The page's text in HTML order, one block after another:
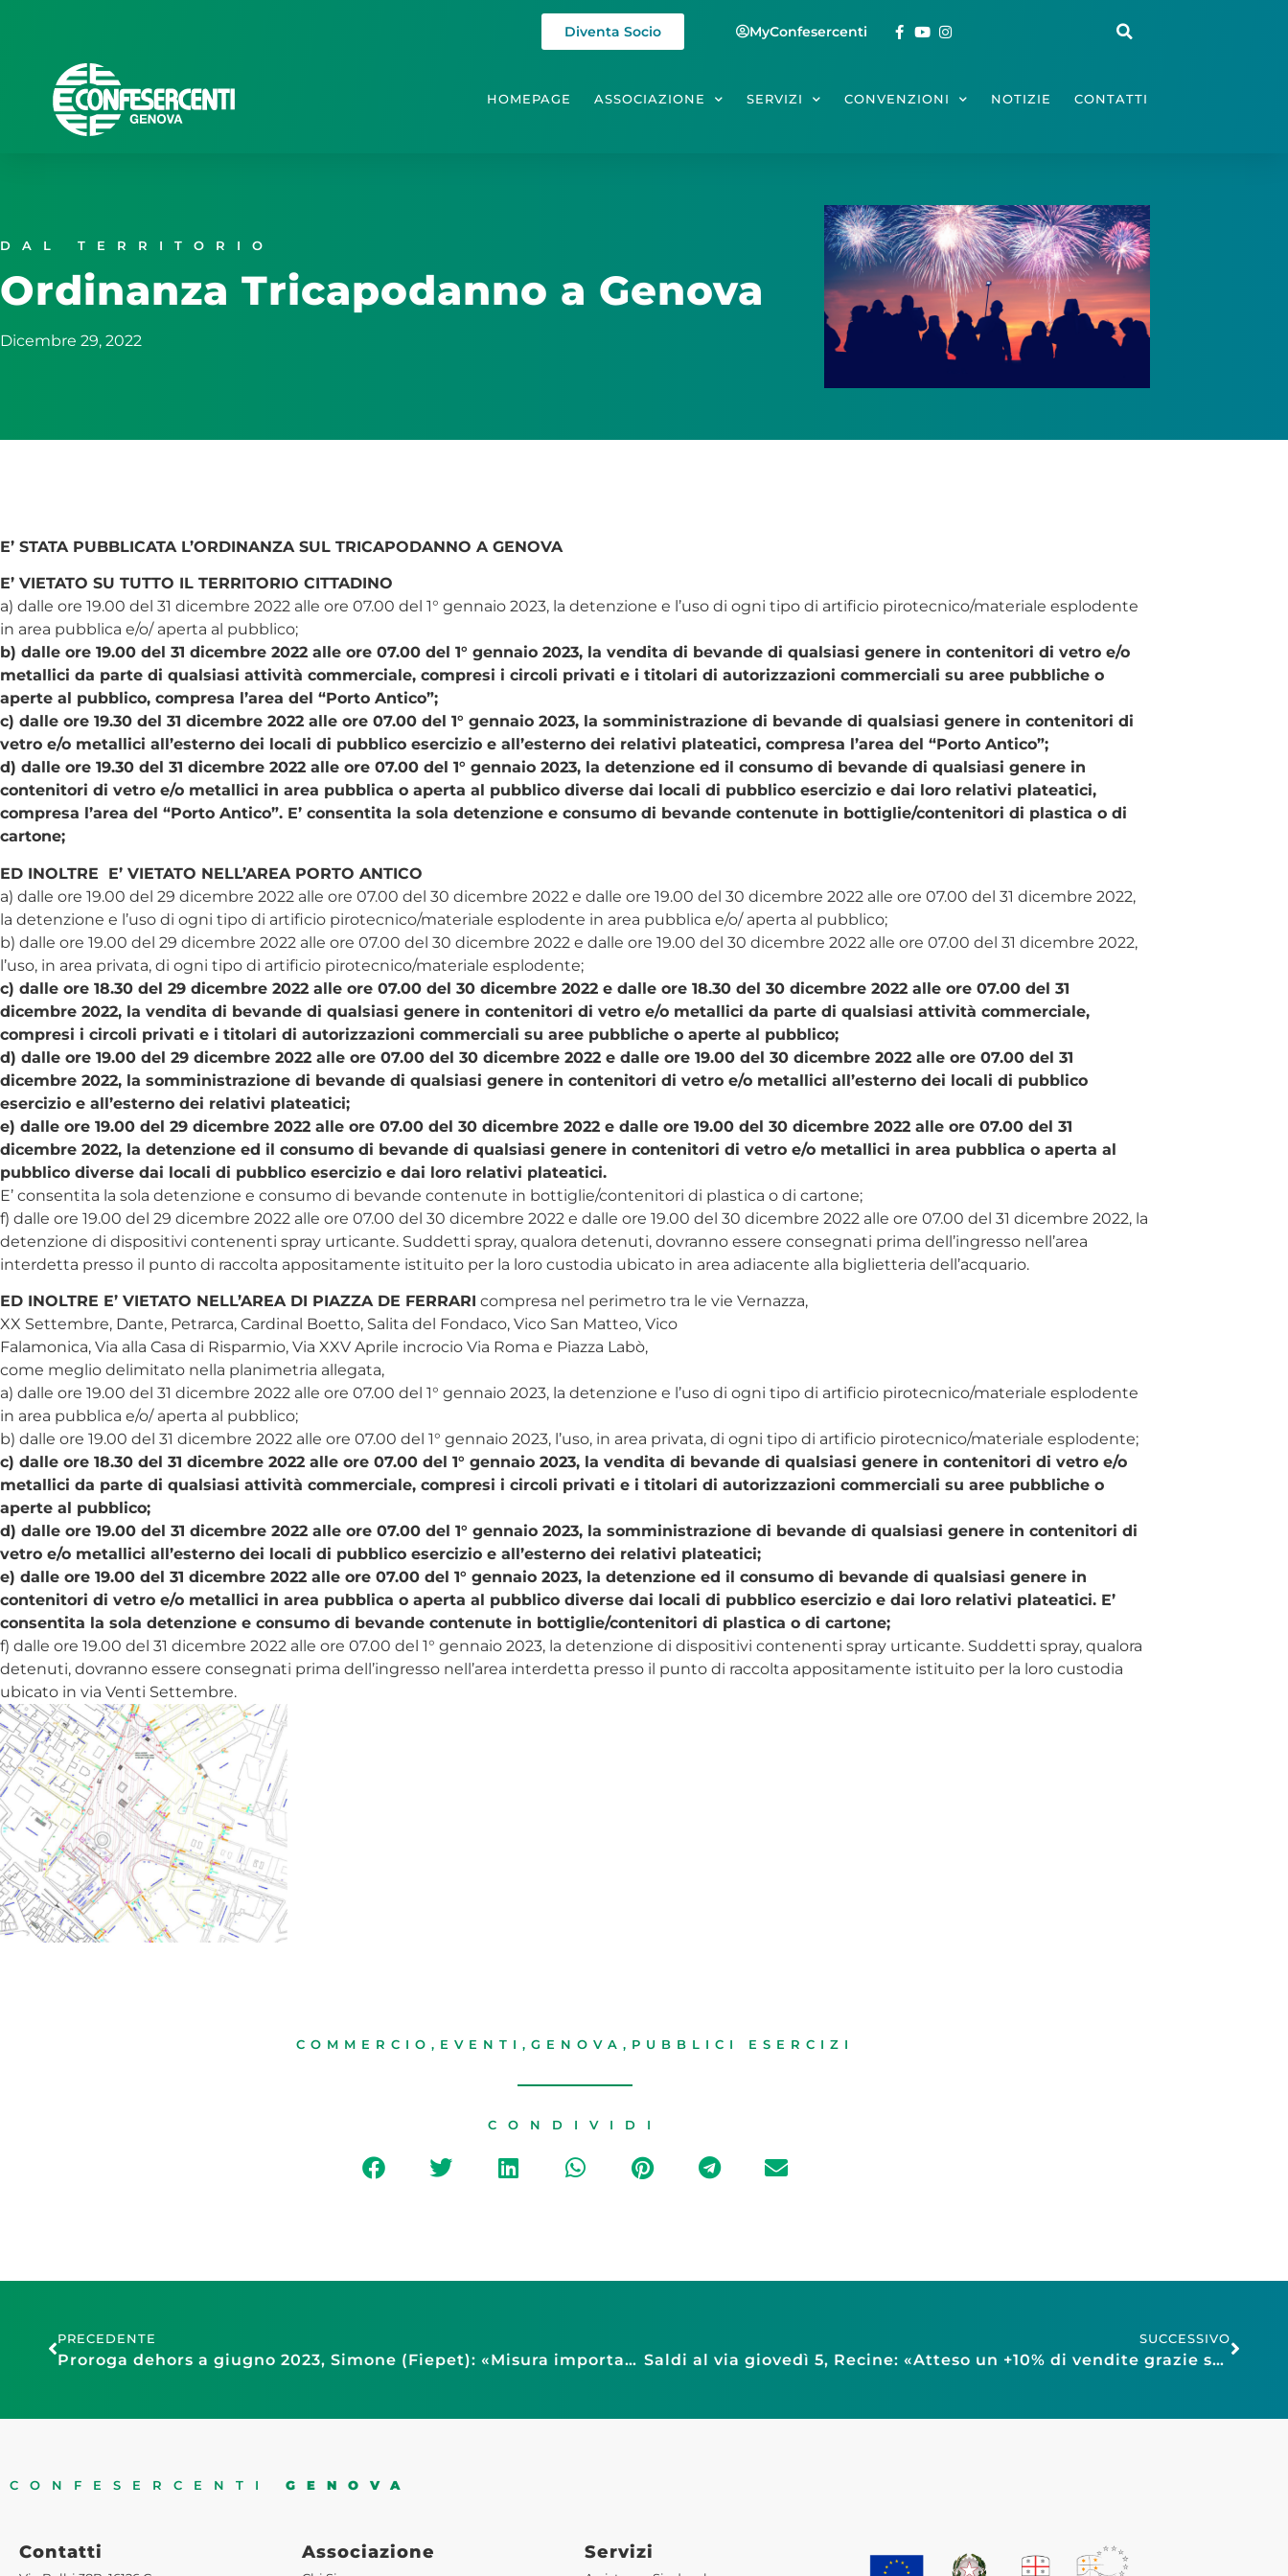
Diventa Socio MyConfesercenti
HOMEPAGE ASSOCIAZIONE SERVIZI CONVENZIONI NOTIZIE CONTATTI
DAL TERRITORIO
Ordinanza Tricapodanno a Genova
Dicembre 29, 2022
E’ STATA PUBBLICATA L’ORDINANZA SUL TRICAPODANNO A GENOVA
E’ VIETATO SU TUTTO IL TERRITORIO CITTADINO
a) dalle ore 19.00 del 31 dicembre 2022 alle ore 07.00 del 1° gennaio 2023, la detenzione e l’uso di ogni tipo di artificio pirotecnico/materiale esplodente
in area pubblica e/o/ aperta al pubblico;
b) dalle ore 19.00 del 31 dicembre 2022 alle ore 07.00 del 1° gennaio 2023, la vendita di bevande di qualsiasi genere in contenitori di vetro e/o
metallici da parte di qualsiasi attività commerciale, compresi i circoli privati e i titolari di autorizzazioni commerciali su aree pubbliche o
aperte al pubblico, compresa l’area del “Porto Antico”;
c) dalle ore 19.30 del 31 dicembre 2022 alle ore 07.00 del 1° gennaio 2023, la somministrazione di bevande di qualsiasi genere in contenitori di
vetro e/o metallici all’esterno dei locali di pubblico esercizio e all’esterno dei relativi plateatici, compresa l’area del “Porto Antico”;
d) dalle ore 19.30 del 31 dicembre 2022 alle ore 07.00 del 1° gennaio 2023, la detenzione ed il consumo di bevande di qualsiasi genere in
contenitori di vetro e/o metallici in area pubblica o aperta al pubblico diverse dai locali di pubblico esercizio e dai loro relativi plateatici,
compresa l’area del “Porto Antico”. E’ consentita la sola detenzione e consumo di bevande contenute in bottiglie/contenitori di plastica o di
cartone;
ED INOLTRE E’ VIETATO NELL’AREA PORTO ANTICO
a) dalle ore 19.00 del 29 dicembre 2022 alle ore 07.00 del 30 dicembre 2022 e dalle ore 19.00 del 30 dicembre 2022 alle ore 07.00 del 31 dicembre 2022,
la detenzione e l’uso di ogni tipo di artificio pirotecnico/materiale esplodente in area pubblica e/o/ aperta al pubblico;
b) dalle ore 19.00 del 29 dicembre 2022 alle ore 07.00 del 30 dicembre 2022 e dalle ore 19.00 del 30 dicembre 2022 alle ore 07.00 del 31 dicembre 2022,
l’uso, in area privata, di ogni tipo di artificio pirotecnico/materiale esplodente;
c) dalle ore 18.30 del 29 dicembre 2022 alle ore 07.00 del 30 dicembre 2022 e dalle ore 18.30 del 30 dicembre 2022 alle ore 07.00 del 31
dicembre 2022, la vendita di bevande di qualsiasi genere in contenitori di vetro e/o metallici da parte di qualsiasi attività commerciale,
compresi i circoli privati e i titolari di autorizzazioni commerciali su aree pubbliche o aperte al pubblico;
d) dalle ore 19.00 del 29 dicembre 2022 alle ore 07.00 del 30 dicembre 2022 e dalle ore 19.00 del 30 dicembre 2022 alle ore 07.00 del 31
dicembre 2022, la somministrazione di bevande di qualsiasi genere in contenitori di vetro e/o metallici all’esterno dei locali di pubblico
esercizio e all’esterno dei relativi plateatici;
e) dalle ore 19.00 del 29 dicembre 2022 alle ore 07.00 del 30 dicembre 2022 e dalle ore 19.00 del 30 dicembre 2022 alle ore 07.00 del 31
dicembre 2022, la detenzione ed il consumo di bevande di qualsiasi genere in contenitori di vetro e/o metallici in area pubblica o aperta al
pubblico diverse dai locali di pubblico esercizio e dai loro relativi plateatici.
E’ consentita la sola detenzione e consumo di bevande contenute in bottiglie/contenitori di plastica o di cartone;
f) dalle ore 19.00 del 29 dicembre 2022 alle ore 07.00 del 30 dicembre 2022 e dalle ore 19.00 del 30 dicembre 2022 alle ore 07.00 del 31 dicembre 2022, la
detenzione di dispositivi contenenti spray urticante. Suddetti spray, qualora detenuti, dovranno essere consegnati prima dell’ingresso nell’area
interdetta presso il punto di raccolta appositamente istituito per la loro custodia ubicato in area adiacente alla biglietteria dell’acquario.
ED INOLTRE E’ VIETATO NELL’AREA DI PIAZZA DE FERRARI compresa nel perimetro tra le vie Vernazza,
XX Settembre, Dante, Petrarca, Cardinal Boetto, Salita del Fondaco, Vico San Matteo, Vico
Falamonica, Via alla Casa di Risparmio, Via XXV Aprile incrocio Via Roma e Piazza Labò,
come meglio delimitato nella planimetria allegata,
a) dalle ore 19.00 del 31 dicembre 2022 alle ore 07.00 del 1° gennaio 2023, la detenzione e l’uso di ogni tipo di artificio pirotecnico/materiale esplodente
in area pubblica e/o/ aperta al pubblico;
b) dalle ore 19.00 del 31 dicembre 2022 alle ore 07.00 del 1° gennaio 2023, l’uso, in area privata, di ogni tipo di artificio pirotecnico/materiale esplodente;
c) dalle ore 18.30 del 31 dicembre 2022 alle ore 07.00 del 1° gennaio 2023, la vendita di bevande di qualsiasi genere in contenitori di vetro e/o
metallici da parte di qualsiasi attività commerciale, compresi i circoli privati e i titolari di autorizzazioni commerciali su aree pubbliche o
aperte al pubblico;
d) dalle ore 19.00 del 31 dicembre 2022 alle ore 07.00 del 1° gennaio 2023, la somministrazione di bevande di qualsiasi genere in contenitori di
vetro e/o metallici all’esterno dei locali di pubblico esercizio e all’esterno dei relativi plateatici;
e) dalle ore 19.00 del 31 dicembre 2022 alle ore 07.00 del 1° gennaio 2023, la detenzione ed il consumo di bevande di qualsiasi genere in
contenitori di vetro e/o metallici in area pubblica o aperta al pubblico diverse dai locali di pubblico esercizio e dai loro relativi plateatici. E’
consentita la sola detenzione e consumo di bevande contenute in bottiglie/contenitori di plastica o di cartone;
f) dalle ore 19.00 del 31 dicembre 2022 alle ore 07.00 del 1° gennaio 2023, la detenzione di dispositivi contenenti spray urticante. Suddetti spray, qualora
detenuti, dovranno essere consegnati prima dell’ingresso nell’area interdetta presso il punto di raccolta appositamente istituito per la loro custodia
ubicato in via Venti Settembre.
COMMERCIO , EVENTI , GENOVA , PUBBLICI ESERCIZI
CONDIVIDI
PRECEDENTE
Proroga dehors a giugno 2023, Simone (Fiepet): «Misura importante per rendere le nostre città più vivaci e accoglienti»
SUCCESSIVO
Saldi al via giovedì 5, Recine: «Atteso un +10% di vendite grazie soprattutto a trend di Natale»
CONFESERCENTI GENOVA
Contatti Associazione Servizi